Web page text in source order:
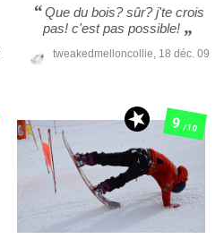
Que du bois? sûr? j'te crois
pas! c'est pas possible!
tweakedmelloncollie, 18 déc. 09
9/10